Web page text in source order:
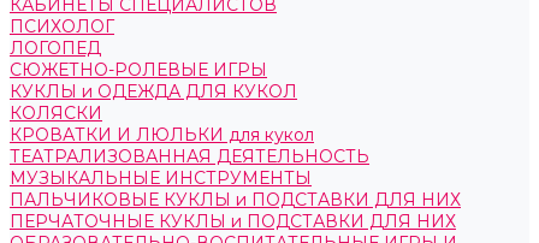
КАБИНЕТЫ СПЕЦИАЛИСТОВ
ПСИХОЛОГ
ЛОГОПЕД
СЮЖЕТНО-РОЛЕВЫЕ ИГРЫ
КУКЛЫ и ОДЕЖДА ДЛЯ КУКОЛ
КОЛЯСКИ
КРОВАТКИ И ЛЮЛЬКИ для кукол
ТЕАТРАЛИЗОВАННАЯ ДЕЯТЕЛЬНОСТЬ
МУЗЫКАЛЬНЫЕ ИНСТРУМЕНТЫ
ПАЛЬЧИКОВЫЕ КУКЛЫ и ПОДСТАВКИ ДЛЯ НИХ
ПЕРЧАТОЧНЫЕ КУКЛЫ и ПОДСТАВКИ ДЛЯ НИХ